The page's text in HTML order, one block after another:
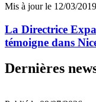
Mis à jour le 12/03/2019
La Directrice
témoigne dans
Dernières